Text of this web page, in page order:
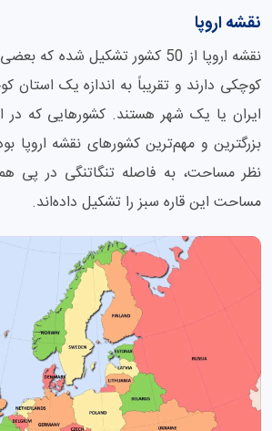
نقشه اروپا
نقشه اروپا از 50 کشور تشکیل شده
کوچکی دارند و تقریباً به اندازه یک استان
ایران یا یک شهر هستند. کشورهایی که در
بزرگترین و مهم‌ترین کشورهای نقشه اروپا
نظر مساحت، به فاصله تنگاتنگی در پی
مساحت این قاره سبز را تشکیل داده‌اند.